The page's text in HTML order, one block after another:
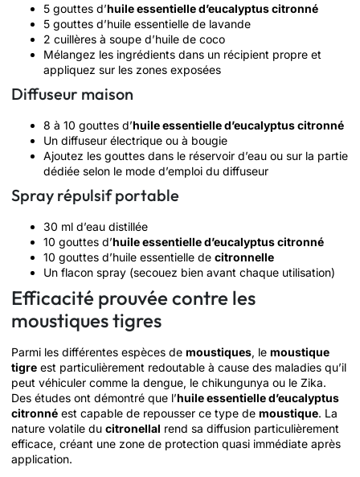
5 gouttes d’huile essentielle d’eucalyptus citronné
5 gouttes d’huile essentielle de lavande
2 cuillères à soupe d’huile de coco
Mélangez les ingrédients dans un récipient propre et
appliquez sur les zones exposées
Diffuseur maison
8 à 10 gouttes d’huile essentielle d’eucalyptus citronné
Un diffuseur électrique ou à bougie
Ajoutez les gouttes dans le réservoir d’eau ou sur la partie
dédiée selon le mode d’emploi du diffuseur
Spray répulsif portable
30 ml d’eau distillée
10 gouttes d’huile essentielle d’eucalyptus citronné
10 gouttes d’huile essentielle de citronnelle
Un flacon spray (secouez bien avant chaque utilisation)
Efficacité prouvée contre les
moustiques tigres
Parmi les différentes espèces de moustiques, le moustique
tigre est particulièrement redoutable à cause des maladies qu’il
peut véhiculer comme la dengue, le chikungunya ou le Zika.
Des études ont démontré que l’huile essentielle d’eucalyptus
citronné est capable de repousser ce type de moustique. La
nature volatile du citronellal rend sa diffusion particulièrement
efficace, créant une zone de protection quasi immédiate après
application.